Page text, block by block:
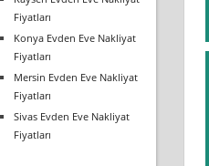
Fiyatları
Konya Evden Eve Nakliyat
Fiyatları
Mersin Evden Eve Nakliyat
Fiyatları
Sivas Evden Eve Nakliyat
Fiyatları